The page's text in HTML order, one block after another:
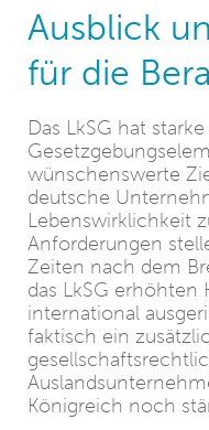
Ausblick
für die
Das LkSG hat
wünschenswerte
deutsche
Lebenswirklichkeit
Anforderungen
Zeiten nach dem
das LkSG erhöhten
international
faktisch ein
Königreich noch